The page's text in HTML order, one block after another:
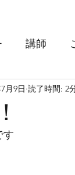
講師
ジカルスタジ
月9日 読了時間: 2
す